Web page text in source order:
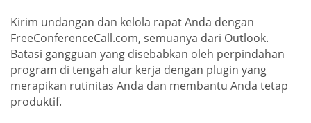
Kirim undangan dan kelola rapat Anda dengan
FreeConferenceCall.com, semuanya dari Outlook.
Batasi gangguan yang disebabkan oleh perpindahan
program di tengah alur kerja dengan plugin yang
merapikan rutinitas Anda dan membantu Anda tetap
produktif.